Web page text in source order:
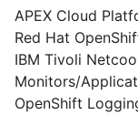
APEX Cloud
Red Hat
IBM Tivoli
Monitors/
OpenShift